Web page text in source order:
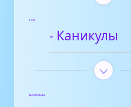
Блог
- Каникулы
Диафильмы